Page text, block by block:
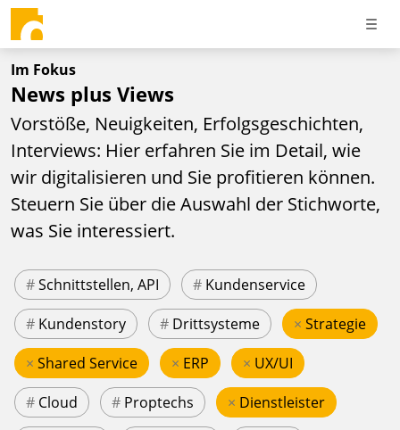
Im Fokus
News plus Views
Vorstöße, Neuigkeiten, Erfolgsgeschichten,
Interviews: Hier erfahren Sie im Detail, wie
wir digitalisieren und Sie profitieren können.
Steuern Sie über die Auswahl der Stichworte,
was Sie interessiert.
#Schnittstellen, API # Kundenservice
# Kundenstory # Drittsysteme × Strategie
× Shared Service × ERP × UX/UI
# Cloud # Proptechs × Dienstleister